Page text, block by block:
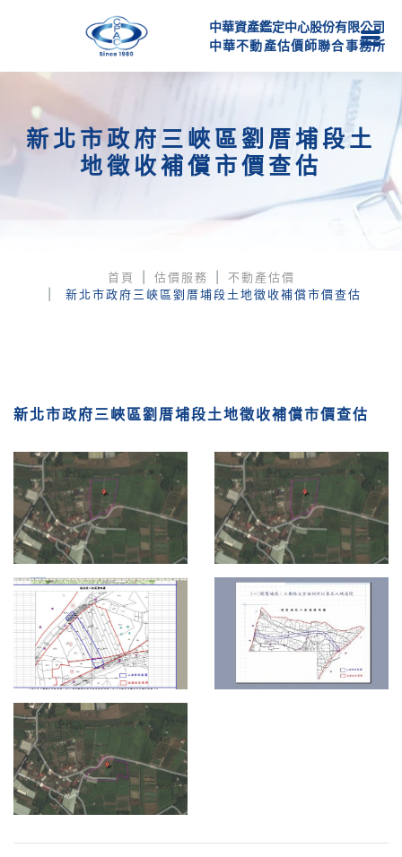
中華資產鑑定中心股份有限公司
中華不動產估價師聯合事務所
新北市政府三峽區劉厝埔段土
地徵收補償市價查估
首頁 估價服務
不動產估價
新北市政府三峽區劉厝埔段土地徵收補償市價查估
新北市政府三峽區劉厝埔段土地徵收補償市價查估